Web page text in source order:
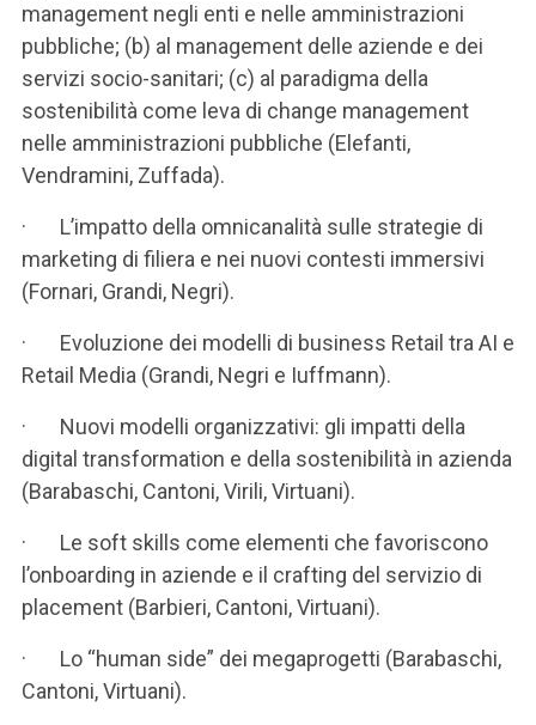
management negli enti e nelle amministrazioni
pubbliche; (b) al management delle aziende e dei
servizi socio-sanitari; (c) al paradigma della
sostenibilità come leva di change management
nelle amministrazioni pubbliche (Elefanti,
Vendramini, Zuffada).
· L’impatto della omnicanalità sulle strategie di
marketing di filiera e nei nuovi contesti immersivi
(Fornari, Grandi, Negri).
· Evoluzione dei modelli di business Retail tra AI e
Retail Media (Grandi, Negri e Iuffmann).
· Nuovi modelli organizzativi: gli impatti della
digital transformation e della sostenibilità in azienda
(Barabaschi, Cantoni, Virili, Virtuani).
· Le soft skills come elementi che favoriscono
l’onboarding in aziende e il crafting del servizio di
placement (Barbieri, Cantoni, Virtuani).
· Lo “human side” dei megaprogetti (Barabaschi,
Cantoni, Virtuani).